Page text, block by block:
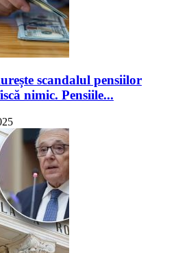
scandalul pensiilor
nimic. Pensiile...